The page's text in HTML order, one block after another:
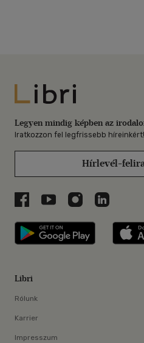
Libri
Legyen mindig képben az
Iratkozzon fel legfrissebb híreinkért!
Hírlevél-
Libri a Facebookon
Libri a Youtube-on
Libri azLibri a
Libri
Libri
Rólunk
Karrier
Impresszum